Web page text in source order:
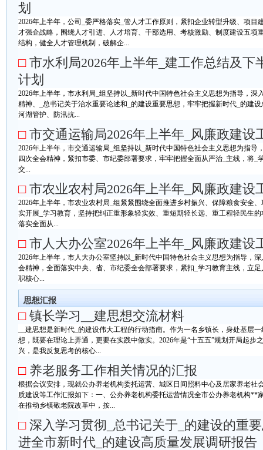
划
2026年上半年，公司_委严格落实_管人才工作原则，紧扣企业转型升级、项目
才强企战略，围绕人才引进、人才培育、干部选用、考核激励、制度建设五项
结构，健全人才管理机制，破解企...
□ 市水利局2026年上半年_建工作总结及下
计划
2026年上半年，市水利局_组坚持以_新时代中国特色社会主义思想为指导，深
精神、_总书记关于治水重要论述和_的建设重要思想，牢牢把握新时代_的建
河湖管护、防汛抗...
□ 市交通运输局2026年上半年_风廉政建设
2026年上半年，市交通运输局_组坚持以_新时代中国特色社会主义思想为指导
四次全会精神，紧扣市委、市纪委部署要求，牢牢把握全面从严治_主线，将_
交...
□ 市农业农村局2026年上半年_风廉政建设
2026年上半年，市农业农村局_组紧紧围绕全面推进乡村振兴、保障粮食安全
实开展_学习教育，坚持把纠正重形象轻实效、重短期轻长远、重工程轻民生
落实全面从...
□ 市人大办公室2026年上半年_风廉政建设
2026年上半年，市人大办公室坚持以_新时代中国特色社会主义思想为指导，
会精神，全面落实中央、省、市纪委全会部署要求，紧扣_学习教育主线，立
职核心...
思想汇报
□ 镇长学习__建思想交流材料
__建思想是新时代_的建设伟大工程的行动指南。作为一名乡镇长，身处基层
想，既要在理论上弄通，更要在实践中做实。2026年是“十五五”规划开局起步
兴，是我反复思考的核心...
□ 养老服务工作相关情况的汇报
根据会议安排，现就公办养老机构委托运营、城区日间照料中心及居家养老社
质建设等工作汇报如下：一、公办养老机构委托运营情况全市公办养老机构
在推动乡镇敬老院改革中，按...
□ 深入学习贯彻_总书记关于_的建设的重
进全市新时代_的建设高质量发展调研报告